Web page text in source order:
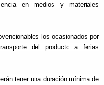
en medios y materiales
los ocasionados por
del producto a ferias
tener una duración mínima de